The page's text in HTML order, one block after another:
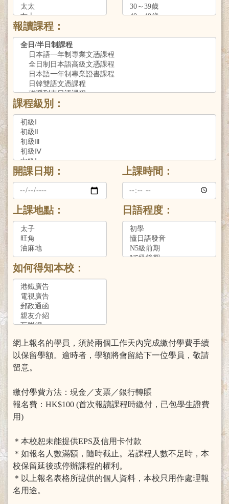
報讀課程：
課程級別：
開課日期： 上課時間：
上課地點： 日語程度：
如何得知本校：
網上報名的學員，須於兩個工作天內完成繳付學費手續
以保留學額。逾時者，學額將會留給下一位學員，敬請
留意。
繳付學費方法：現金／支票／銀行轉賬
報名費：HK$100 (首次報讀課程時繳付，已包學生證費
用)
＊本校恕未能提供EPS及信用卡付款
＊如報名人數滿額，隨時截止。若課程人數不足時，本
校保留延後或停辦課程的權利。
＊以上報名表格所提供的個人資料，本校只用作處理報
名用途。